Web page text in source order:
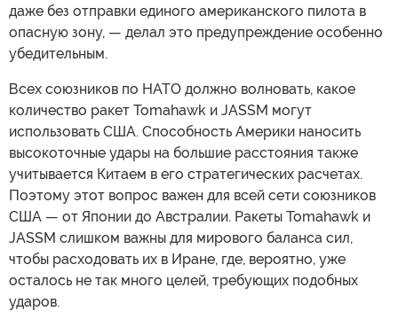
даже без отправки единого американского пилота в
опасную зону, — делал это предупреждение особенно
убедительным.
Всех союзников по НАТО должно волновать, какое
количество ракет Tomahawk и JASSM могут
использовать США. Способность Америки наносить
высокоточные удары на большие расстояния также
учитывается Китаем в его стратегических расчетах.
Поэтому этот вопрос важен для всей сети союзников
США — от Японии до Австралии. Ракеты Tomahawk и
JASSM слишком важны для мирового баланса сил,
чтобы расходовать их в Иране, где, вероятно, уже
осталось не так много целей, требующих подобных
ударов.